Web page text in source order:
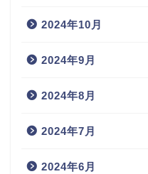
2024年10月
2024年9月
2024年8月
2024年7月
2024年6月